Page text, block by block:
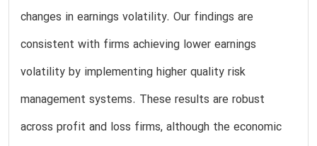
changes in earnings volatility. Our findings are
consistent with firms achieving lower earnings
volatility by implementing higher quality risk
management systems. These results are robust
across profit and loss firms, although the economic